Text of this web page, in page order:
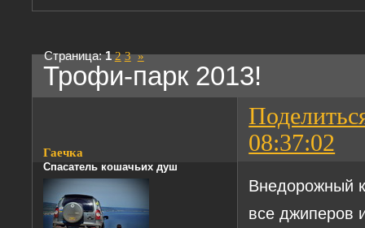
Трофи-парк 2013!
Страница:1 2 3 »
08:37:02
Гаечка
Спасатель кошачьих душ
Внедорожный
все джиперов